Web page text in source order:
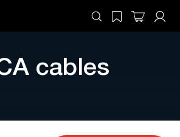
cables